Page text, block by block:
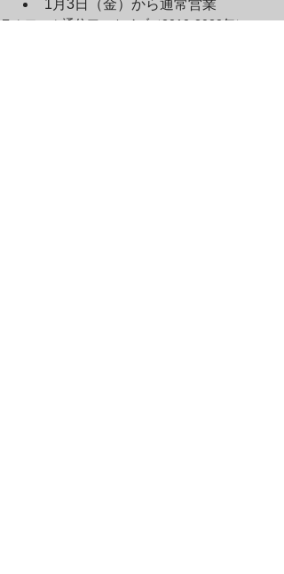
1月3日（金）から通常営業
ラムフロム通信アーカイブ（2010-2020年）